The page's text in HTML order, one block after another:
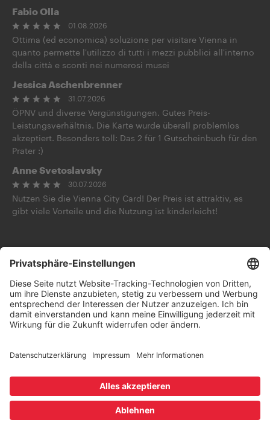
Frag die KI Folge uns auf
Fabio Olla
01.08.2026
Ottima (ed economica) soluzione per visitare Vienna in
quanto permette l'utilizzo di tutti i mezzi pubblici all'interno
della città e sconti nei numerosi musei
Jessica Aschenbrenner
31.07.2026
ÖPNV und diverse Vergünstigungen. Gutes Preis-
Leistungsverhältnis. Die Karte wurde überall problemlos
akzeptiert. Besonders toll: Das 2 für 1 Gutscheinbuch für den
Prater :)
Anne Svetoslavsky
30.07.2026
Nutzen Sie die Vienna City Card! Der Preis ist attraktiv, es
gibt viele Vorteile und die Nutzung ist kinderleicht!
BarrierefreiheitserklärungWien.infoB2B Shop